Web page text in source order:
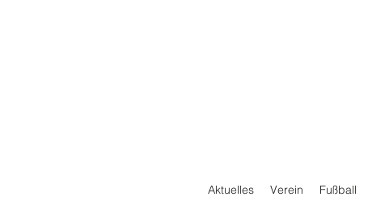
Aktuelles Verein Fußball